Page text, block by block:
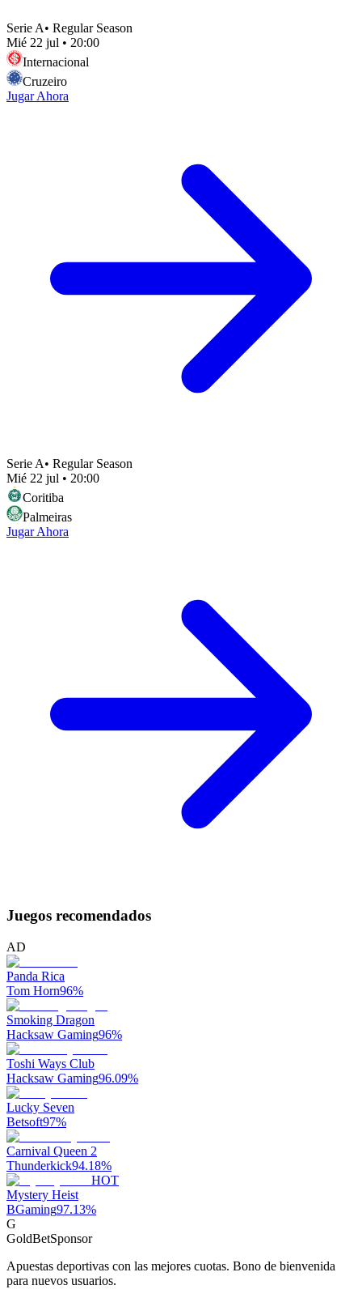
Serie A• Regular Season
Mié 22 jul • 20:00
Internacional
Cruzeiro
Jugar Ahora
Serie A• Regular Season
Mié 22 jul • 20:00
Coritiba
Palmeiras
Jugar Ahora
Juegos recomendados
AD
Panda Rica
Tom Horn96%
Smoking Dragon
Hacksaw Gaming96%
Toshi Ways Club
Hacksaw Gaming96.09%
Lucky Seven
Betsoft97%
Carnival Queen 2
Thunderkick94.18%
HOT
Mystery Heist
BGaming97.13%
G
GoldBetSponsor
Apuestas deportivas con las mejores cuotas. Bono de bienvenida
para nuevos usuarios.